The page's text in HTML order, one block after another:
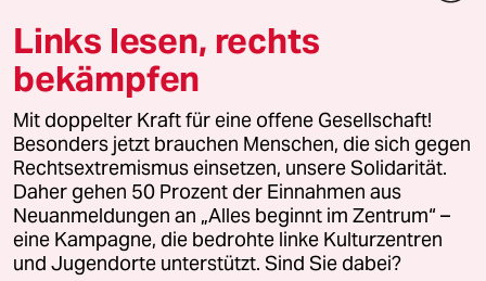
Politik
Öko
Gesellschaft
Kultur
Sport
Links lesen, rechts
bekämpfen
Mit doppelter Kraft für eine offene Gesellschaft!
Besonders jetzt brauchen Menschen, die sich gegen
Rechtsextremismus einsetzen, unsere Solidarität.
Daher gehen 50 Prozent der Einnahmen aus
Neuanmeldungen an „Alles beginnt im Zentrum“ –
eine Kampagne, die bedrohte linke Kulturzentren
und Jugendorte unterstützt. Sind Sie dabei?